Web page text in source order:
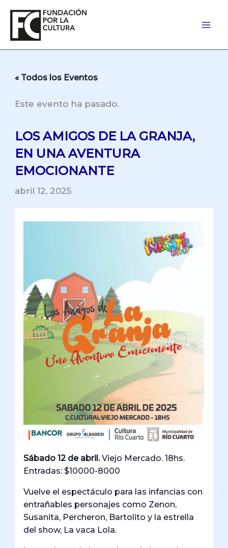
contenido
« Todos los Eventos
Este evento ha pasado.
LOS AMIGOS DE LA GRANJA,
EN UNA AVENTURA
EMOCIONANTE
abril 12, 2025
Sábado 12 de abril.Viejo Mercado. 18hs.
Entradas: $10000-8000
Vuelve el espectáculo para las infancias con
entrañables personajes como Zenon,
Susanita, Percheron, Bartolito y la estrella
del show, La vaca Lola.